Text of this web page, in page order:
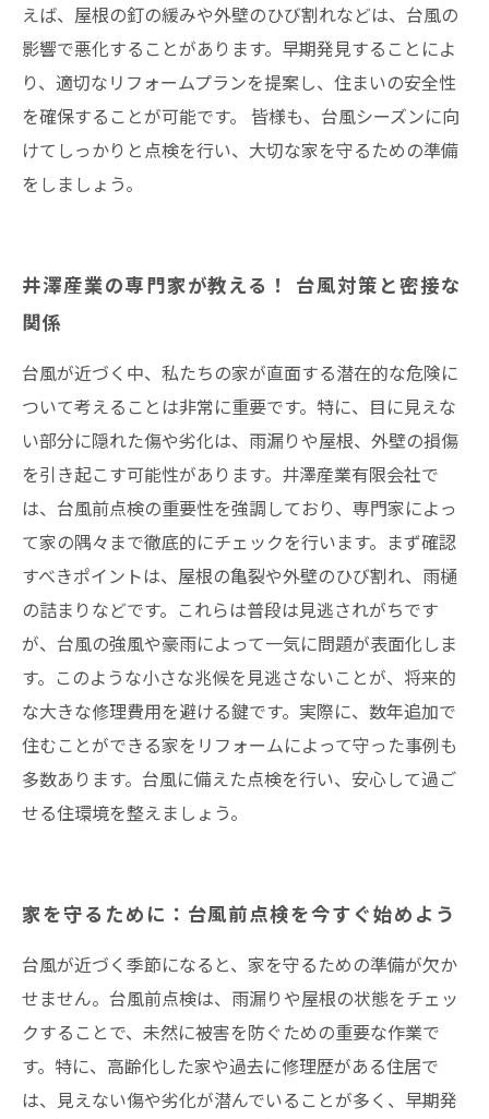
えば、屋根の釘の緩みや外壁のひび割れなどは、台風の
影響で悪化することがあります。早期発見することによ
り、適切なリフォームプランを提案し、住まいの安全性
を確保することが可能です。 皆様も、台風シーズンに向
けてしっかりと点検を行い、大切な家を守るための準備
をしましょう。
井澤産業の専門家が教える！ 台風対策と密接な
関係
台風が近づく中、私たちの家が直面する潜在的な危険に
ついて考えることは非常に重要です。特に、目に見えな
い部分に隠れた傷や劣化は、雨漏りや屋根、外壁の損傷
を引き起こす可能性があります。井澤産業有限会社で
は、台風前点検の重要性を強調しており、専門家によっ
て家の隅々まで徹底的にチェックを行います。まず確認
すべきポイントは、屋根の亀裂や外壁のひび割れ、雨樋
の詰まりなどです。これらは普段は見逃されがちです
が、台風の強風や豪雨によって一気に問題が表面化しま
す。このような小さな兆候を見逃さないことが、将来的
な大きな修理費用を避ける鍵です。実際に、数年追加で
住むことができる家をリフォームによって守った事例も
多数あります。台風に備えた点検を行い、安心して過ご
せる住環境を整えましょう。
家を守るために：台風前点検を今すぐ始めよう
台風が近づく季節になると、家を守るための準備が欠か
せません。台風前点検は、雨漏りや屋根の状態をチェッ
クすることで、未然に被害を防ぐための重要な作業で
す。特に、高齢化した家や過去に修理歴がある住居で
は、見えない傷や劣化が潜んでいることが多く、早期発